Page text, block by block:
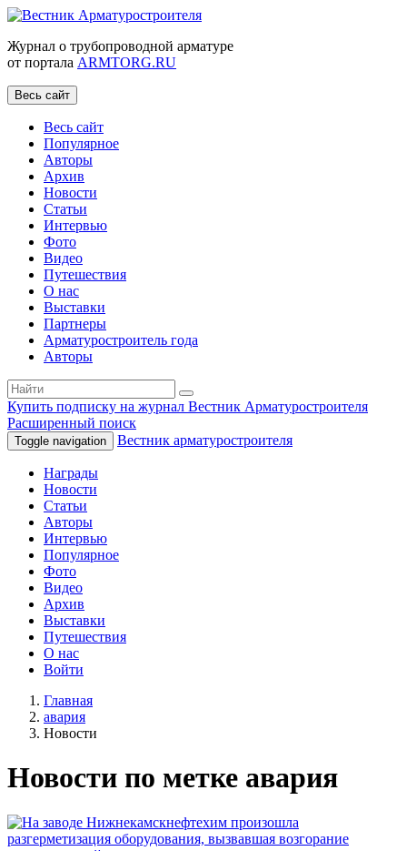
Журнал о трубопроводной арматуре
от портала ARMTORG.RU
Весь сайт
Весь сайт
Популярное
Авторы
Архив
Новости
Статьи
Интервью
Фото
Видео
Путешествия
О нас
Выставки
Партнеры
Арматуростроитель года
Авторы
Купить подписку на журнал Вестник Арматуростроителя
Расширенный поиск
Toggle navigation Вестник арматуростроителя
Награды
Новости
Статьи
Авторы
Интервью
Популярное
Фото
Видео
Архив
Выставки
Путешествия
О нас
Войти
Главная
авария
Новости
Новости по метке авария